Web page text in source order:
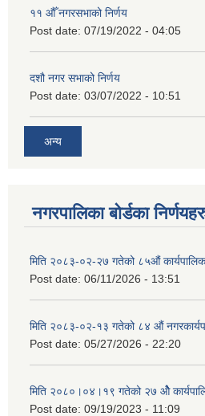
११ ‌औँ नगरसभाको निर्णय
Post date: 07/19/2022 - 04:05
दशौ नगर सभाको निर्णय
Post date: 03/07/2022 - 10:51
अन्य
नगरपालिका बोर्डका
मिति २०८३-०२-२७ गतेको ८५औं
Post date: 06/11/2026 - 13:51
मिति २०८३-०२-१३ गतेको ८४ औं
Post date: 05/27/2026 - 22:20
मिति २०८०।०४।१९ गतेको २७ ‌‍‌ओेै
Post date: 09/19/2023 - 11:09